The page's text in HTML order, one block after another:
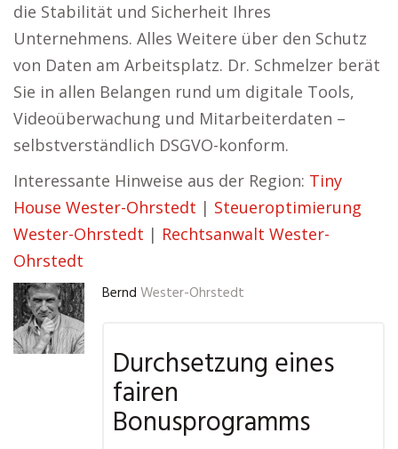
die Stabilität und Sicherheit Ihres
Unternehmens. Alles Weitere über den Schutz
von Daten am Arbeitsplatz. Dr. Schmelzer berät
Sie in allen Belangen rund um digitale Tools,
Videoüberwachung und Mitarbeiterdaten –
selbstverständlich DSGVO-konform.
Interessante Hinweise aus der Region: Tiny
House Wester-Ohrstedt | Steueroptimierung
Wester-Ohrstedt | Rechtsanwalt Wester-
Ohrstedt
Bernd Wester-Ohrstedt
Durchsetzung eines
fairen
Bonusprogramms